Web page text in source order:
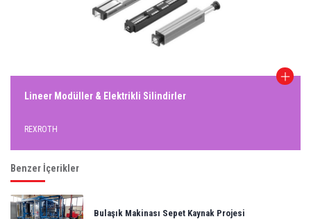
Lineer Modüller & Elektrikli Silindirler
REXROTH
Benzer İçerikler
Bulaşık Makinası Sepet Kaynak Projesi